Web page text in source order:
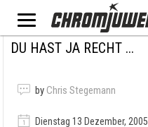
DU HAST JA RECHT ...
by Chris Stegemann
Dienstag 13 Dezember, 2005